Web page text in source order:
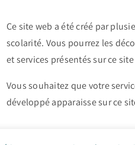
Ce site web a été créé par
scolarité. Vous pourrez les
et services présentés sur ce
Vous souhaitez que votre
développé apparaisse sur ce